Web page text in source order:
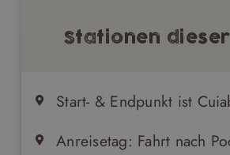
Stationen
Start- & Endpunkt ist
Anreisetag: Fahrt nach